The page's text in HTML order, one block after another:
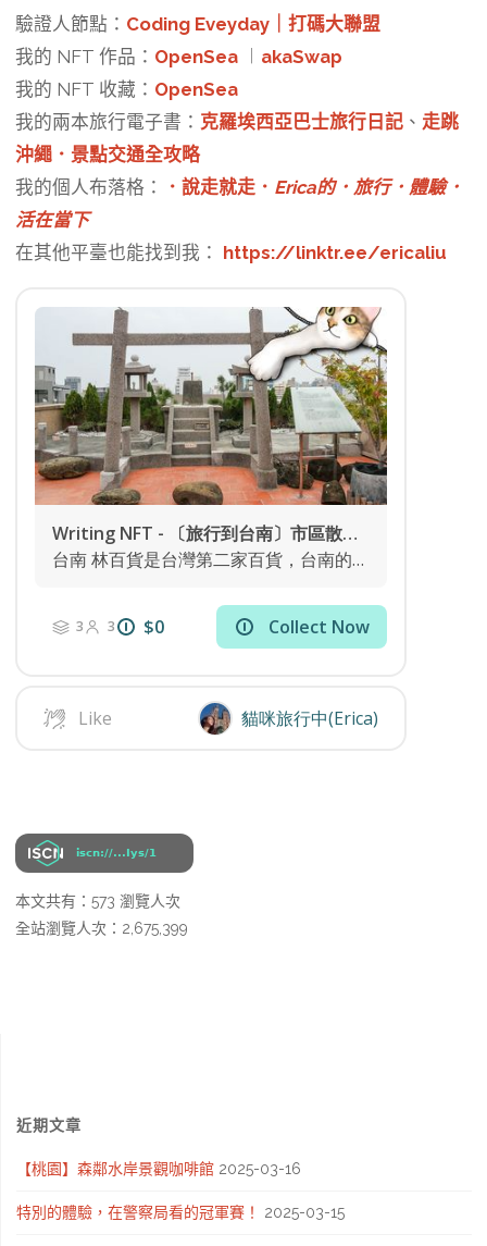
驗證人節點： Coding Eveyday｜打碼大聯盟
我的 NFT 作品： OpenSea
akaSwap
我的 NFT 收藏： OpenSea
我的兩本旅行電子書： 克羅埃西亞巴士旅行日記 、 走跳
沖繩．景點交通全攻略
我的個人布落格：
．說走就走． Erica的．旅行．體驗．
活在當下
在其他平臺也能找到我： https://linktr.ee/ericaliu
本文共有：573 瀏覽人次
全站瀏覽人次：2,675,399
近期文章
【桃園】森鄰水岸景觀咖啡館 2025-03-16
特別的體驗，在警察局看的冠軍賽！ 2025-03-15